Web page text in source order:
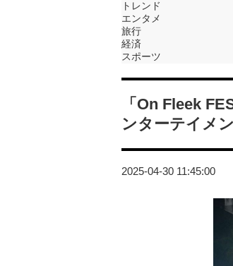
トレンド
エンタメ
旅行
経済
スポーツ
「On Fleek
ンターテイメ
2025-04-30 11:45:00